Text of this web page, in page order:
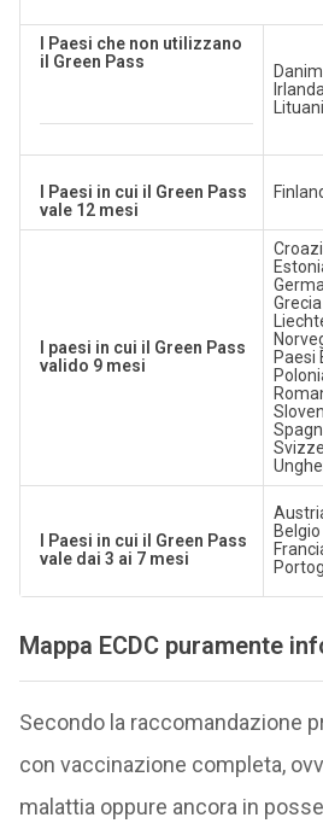
I Paesi che non utilizzano
il Green Pass
Irlanda
I Paesi in cui il Green Pass
vale 12 mesi
I paesi in cui il Green Pass
valido 9 mesi
Grecia
Paesi
I Paesi in cui il Green Pass
vale dai 3 ai 7 mesi
Belgio
Mappa ECDC puramente
Secondo la raccomandazione
con vaccinazione completa,
malattia oppure ancora in